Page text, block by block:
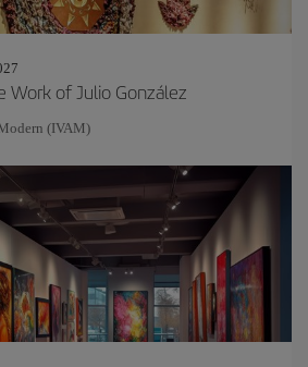
Work of Julio González
(IVAM)